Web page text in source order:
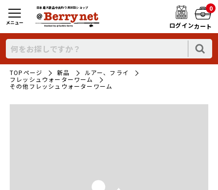
日本最大新品中古釣り具WEBショップ
ログイン
0
カート
メニュー
TOPページ 新品
ルアー、フライ
フレッシュウォーターワーム
その他フレッシュウォーターワーム